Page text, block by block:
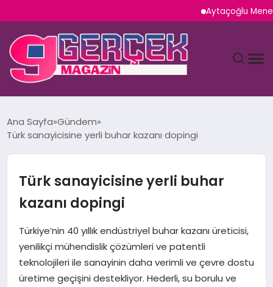
Aytaçoğlu Menemen:
SPOR
TEKNOLOJI
SAĞLIK
Ana Sayfa Gündem
Türk sanayicisine yerli buhar kazanı dopingi
Türk sanayicisine yerli buhar
kazanı dopingi
Türkiye’nin 40 yıllık endüstriyel buhar kazanı üreticisi,
yenilikçi mühendislik çözümleri ve patentli
teknolojileri ile sanayinin daha verimli ve çevre dostu
üretime geçişini destekliyor. Hederli, su borulu ve